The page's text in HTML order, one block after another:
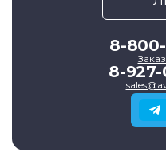
8-
8-